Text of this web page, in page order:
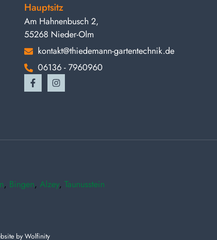
Hauptsitz
Am Hahnenbusch 2,
55268 Nieder-Olm
kontakt@thiedemann-gartentechnik.de
06136 - 7960960
, Bingen, Alzey, Taunusstein
by Wolfinity